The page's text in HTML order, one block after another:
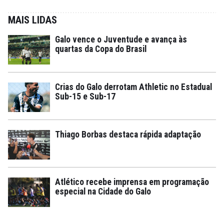
MAIS LIDAS
Galo vence o Juventude e avança às
quartas da Copa do Brasil
Crias do Galo derrotam Athletic no Estadual
Sub-15 e Sub-17
Thiago Borbas destaca rápida adaptação
Atlético recebe imprensa em programação
especial na Cidade do Galo